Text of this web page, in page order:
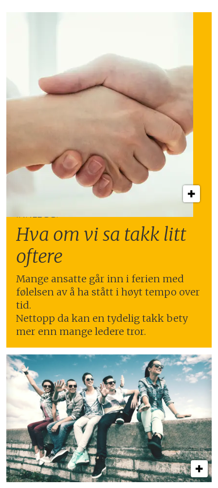
INNLEGG:
Hva om vi sa takk litt
oftere
Mange ansatte går inn i ferien med
følelsen av å ha stått i høyt tempo over
tid.
Nettopp da kan en tydelig takk bety
mer enn mange ledere tror.